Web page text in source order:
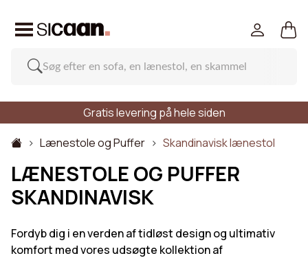
Gratis levering på hele siden
Lænestole og Puffer
Skandinavisk lænestol
LÆNESTOLE OG PUFFER
SKANDINAVISK
Fordyb dig i en verden af tidløst design og ultimativ
komfort med vores udsøgte kollektion af